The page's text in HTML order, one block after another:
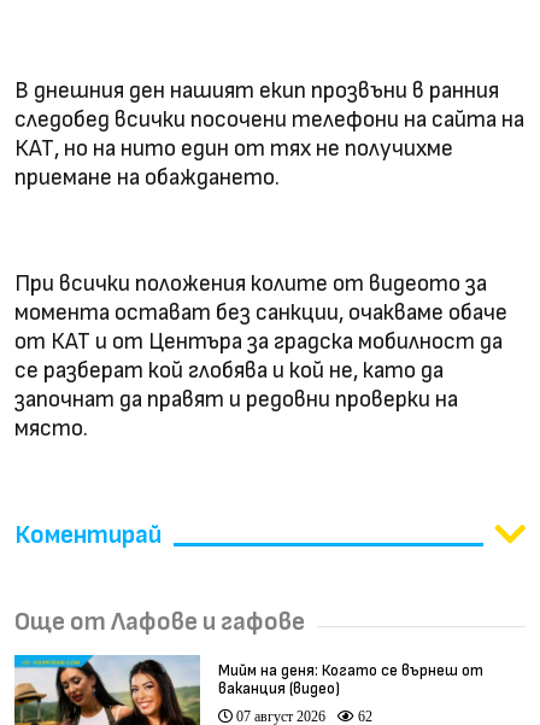
В днешния ден нашият екип прозвъни в ранния
следобед всички посочени телефони на сайта на
КАТ, но на нито един от тях не получихме
приемане на обаждането.
При всички положения колите от видеото за
момента остават без санкции, очакваме обаче
от КАТ и от Центъра за градска мобилност да
се разберат кой глобява и кой не, като да
започнат да правят и редовни проверки на
място.
Коментирай
Още от Лафове и гафове
Мийм на деня: Когато се върнеш от
ваканция (видео)
07 август 2026 62